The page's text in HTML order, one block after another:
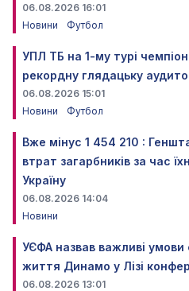
06.08.2026 16:01
Новини
Футбол
УПЛ ТБ на 1-му турі
рекордну глядацьку
06.08.2026 15:01
Новини
Футбол
Вже мінус 1 454 210 :
втрат загарбників за час
Україну
06.08.2026 14:04
Новини
УЄФА назвав важливі
життя Динамо у Лізі
06.08.2026 13:01